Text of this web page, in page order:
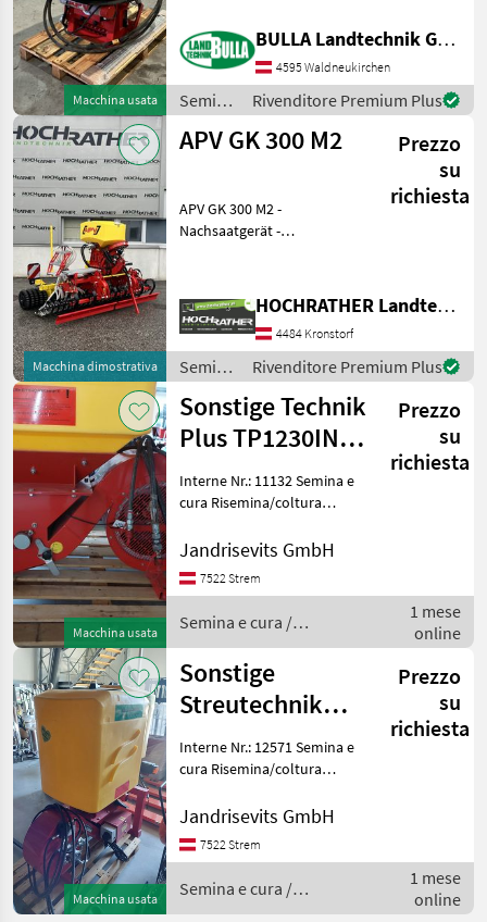
Macchina usata
Fein und Grob mit
Flexwalze + Abtrehtaster +
Füllstandssenso
BULLA Landtechnik GmbH
4595 Waldneukirchen
Semina
e cura /
APV
Rivenditore Premium Plus
Macchina dimostrativa
APV GK 300 M2
Prezzo
su
richiesta
APV GK 300 M2 -
Nachsaatgerät -
Eigengewicht ca. 1.640 kg -
24 Schlitzscharen mit hydr.
Schardruck Verste
HOCHRATHER Landtechnik GmbH
4484 Kronstorf
Semina
e cura /
APV
Rivenditore Premium Plus
Macchina usata
Sonstige Technik
Plus TP1230IN Bj
2025
Prezzo
su
richiesta
Interne Nr.: 11132 Semina e
cura Risemina/coltura
Jandrisevits GmbH
7522 Strem
Semina e cura /
Sonstige
1 mese
online
Macchina usata
Sonstige
Streutechnik
Plus TP01100
Front Turbo
Prezzo
su
richiesta
Interne Nr.: 12571 Semina e
cura Risemina/coltura
Jandrisevits GmbH
7522 Strem
Semina e cura /
Sonstige
1 mese
online